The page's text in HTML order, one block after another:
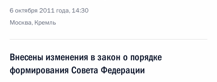
6 октября 2011 года, 14:30
Москва, Кремль
Внесены изменения в закон о порядке
формирования Совета Федерации